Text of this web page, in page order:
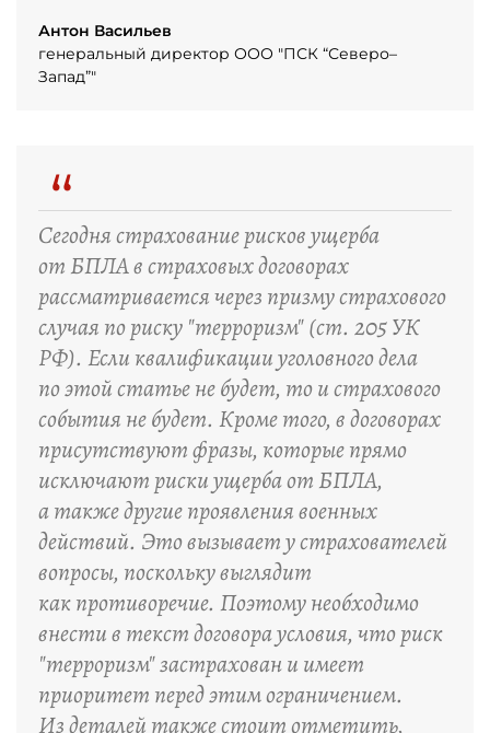
Антон Васильев
генеральный директор ООО "ПСК “Северо–
Запад”"
“
Сегодня страхование рисков ущерба
от БПЛА в страховых договорах
рассматривается через призму страхового
случая по риску "терроризм" (ст. 205 УК
РФ). Если квалификации уголовного дела
по этой статье не будет, то и страхового
события не будет. Кроме того, в договорах
присутствуют фразы, которые прямо
исключают риски ущерба от БПЛА,
а также другие проявления военных
действий. Это вызывает у страхователей
вопросы, поскольку выглядит
как противоречие. Поэтому необходимо
внести в текст договора условия, что риск
"терроризм" застрахован и имеет
приоритет перед этим ограничением.
Из деталей также стоит отметить,